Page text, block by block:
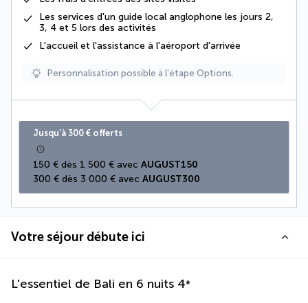
Les services d'un guide local anglophone les jours 2,
3, 4 et 5 lors des activités
L'accueil et l'assistance à l'aéroport d'arrivée
Personnalisation possible à l’étape Options.
Jusqu’à 300 € offerts
150 € dès 1 500 € avec AUGUST150
300 € dès 3 000 € avec AUGUST300
Votre séjour débute ici
L'essentiel de Bali en 6 nuits 4*